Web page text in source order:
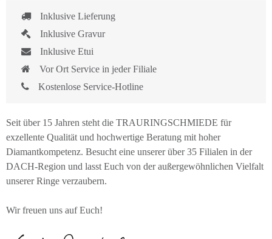
Inklusive Lieferung
Inklusive Gravur
Inklusive Etui
Vor Ort Service in jeder Filiale
Kostenlose Service-Hotline
Seit über 15 Jahren steht die TRAURINGSCHMIEDE für
exzellente Qualität und hochwertige Beratung mit hoher
Diamantkompetenz. Besucht eine unserer über 35 Filialen in der
DACH-Region und lasst Euch von der außergewöhnlichen Vielfalt
unserer Ringe verzaubern.
Wir freuen uns auf Euch!